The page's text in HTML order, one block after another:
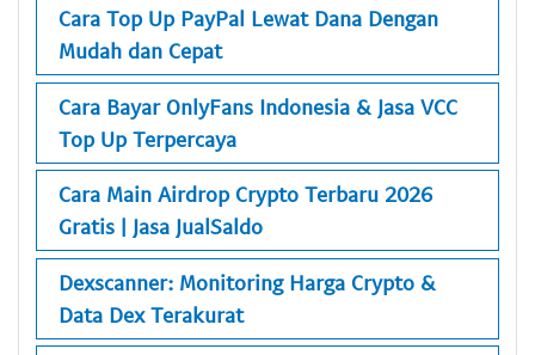
Cara Top Up PayPal Lewat Dana Dengan
Mudah dan Cepat
Cara Bayar OnlyFans Indonesia & Jasa VCC
Top Up Terpercaya
Cara Main Airdrop Crypto Terbaru 2026
Gratis | Jasa JualSaldo
Dexscanner: Monitoring Harga Crypto &
Data Dex Terakurat